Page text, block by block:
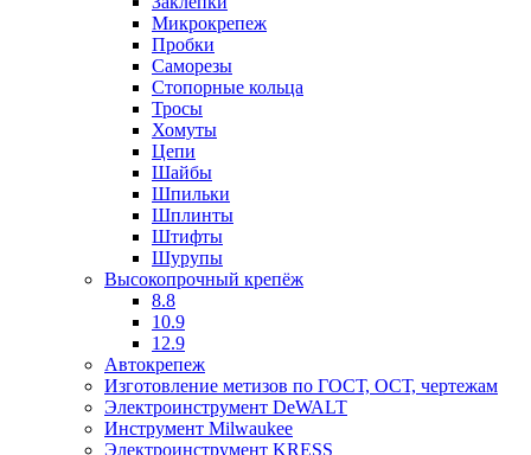
Микрокрепеж
Пробки
Саморезы
Стопорные кольца
Тросы
Хомуты
Цепи
Шайбы
Шпильки
Шплинты
Штифты
Шурупы
Высокопрочный крепёж
8.8
10.9
12.9
Автокрепеж
Изготовление метизов по ГОСТ, ОСТ, чертежам
Электроинструмент DeWALT
Инструмент Milwaukee
Электроинструмент KRESS